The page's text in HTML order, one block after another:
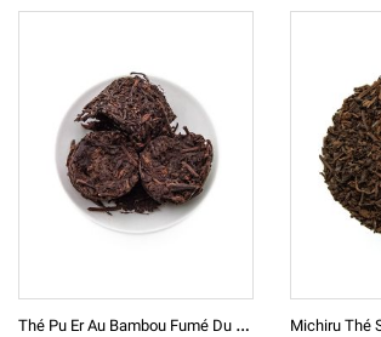
T
Hé Pu Er Au Bambou Fumé Du Vietnam